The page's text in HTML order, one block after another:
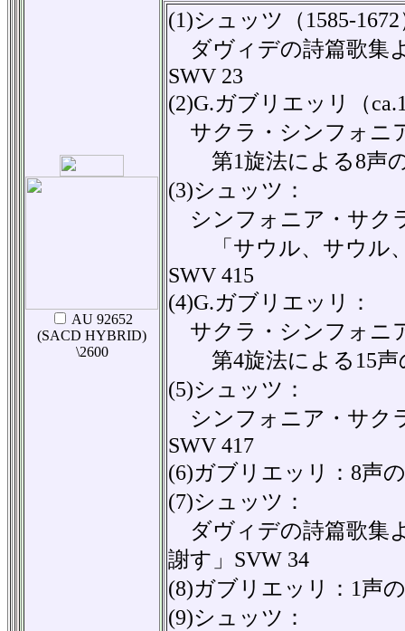
AU 92652
(SACD HYBRID)
\2600
(1)シュッツ（1585-
ダヴィデの詩篇歌集
SWV 23
(2)G.ガブリエッリ（
サクラ・シンフォニ
第1旋法による8声の
(3)シュッツ：
シンフォニア・サク
「サウル、サウル、
SWV 415
(4)G.ガブリエッリ：
サクラ・シンフォニ
第4旋法による15声
(5)シュッツ：
シンフォニア・サク
SWV 417
(6)ガブリエッリ：8声
(7)シュッツ：
ダヴィデの詩篇歌集
謝す」SVW 34
(8)ガブリエッリ：1声
(9)シュッツ：